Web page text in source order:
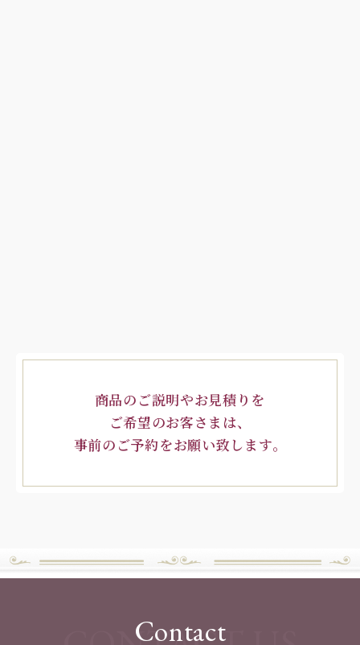
商品のご説明やお見積りを
ご希望のお客さまは、
事前のご予約をお願い致します。
Contact